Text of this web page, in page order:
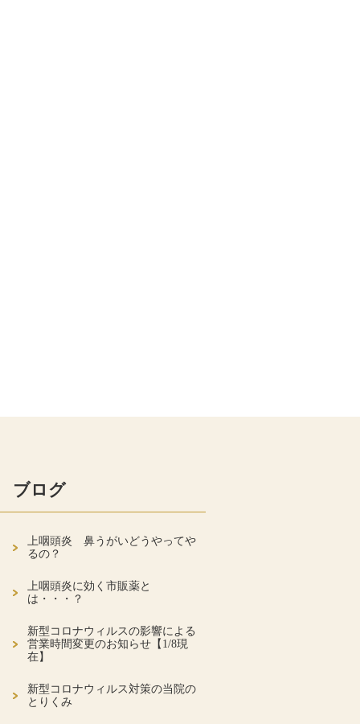
ブログ
上咽頭炎 鼻うがいどうやってや
るの？
上咽頭炎に効く市販薬と
は・・・？
新型コロナウィルスの影響による
営業時間変更のお知らせ【1/8現
在】
新型コロナウィルス対策の当院の
とりくみ